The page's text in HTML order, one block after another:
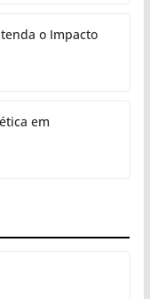
o Impacto
em